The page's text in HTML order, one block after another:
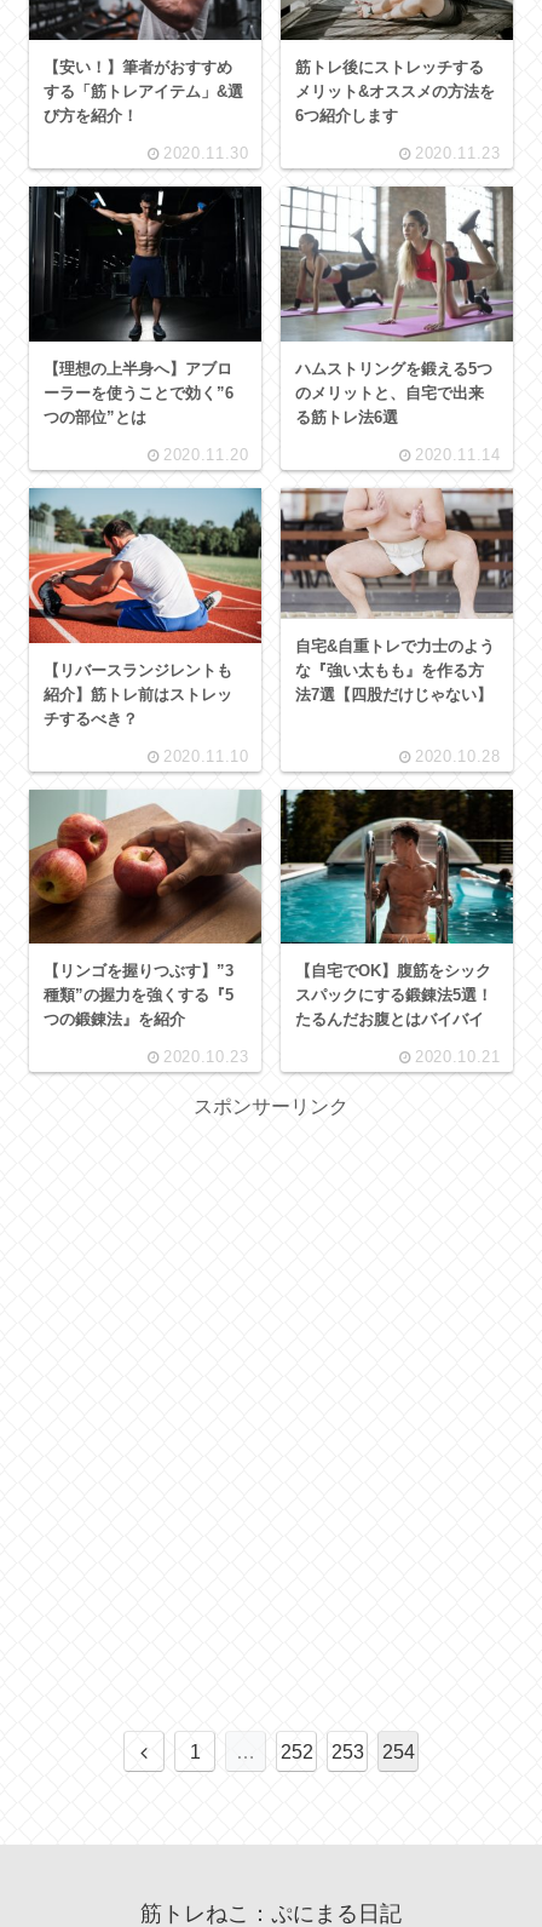
【安い！】筆者がおすすめ
する「筋トレアイテム」&選
び方を紹介！
2020.11.30
筋トレ後にストレッチする
メリット&オススメの方法を
6つ紹介します
2020.11.23
【理想の上半身へ】アブロ
ーラーを使うことで効く”6
つの部位”とは
2020.11.20
ハムストリングを鍛える5つ
のメリットと、自宅で出来
る筋トレ法6選
2020.11.14
【リバースランジレントも
紹介】筋トレ前はストレッ
チするべき？
2020.11.10
自宅&自重トレで力士のよう
な『強い太もも』を作る方
法7選【四股だけじゃない】
2020.10.28
【リンゴを握りつぶす】”3
種類”の握力を強くする『5
つの鍛錬法』を紹介
2020.10.23
【自宅でOK】腹筋をシック
スパックにする鍛錬法5選！
たるんだお腹とはバイバイ
2020.10.21
スポンサーリンク
1 … 252 253 254
筋トレねこ：ぷにまる日記